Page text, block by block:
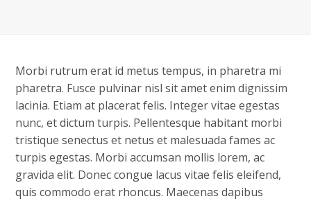
Morbi rutrum erat id metus tempus, in pharetra mi
pharetra. Fusce pulvinar nisl sit amet enim dignissim
lacinia. Etiam at placerat felis. Integer vitae egestas
nunc, et dictum turpis. Pellentesque habitant morbi
tristique senectus et netus et malesuada fames ac
turpis egestas. Morbi accumsan mollis lorem, ac
gravida elit. Donec congue lacus vitae felis eleifend,
quis commodo erat rhoncus. Maecenas dapibus